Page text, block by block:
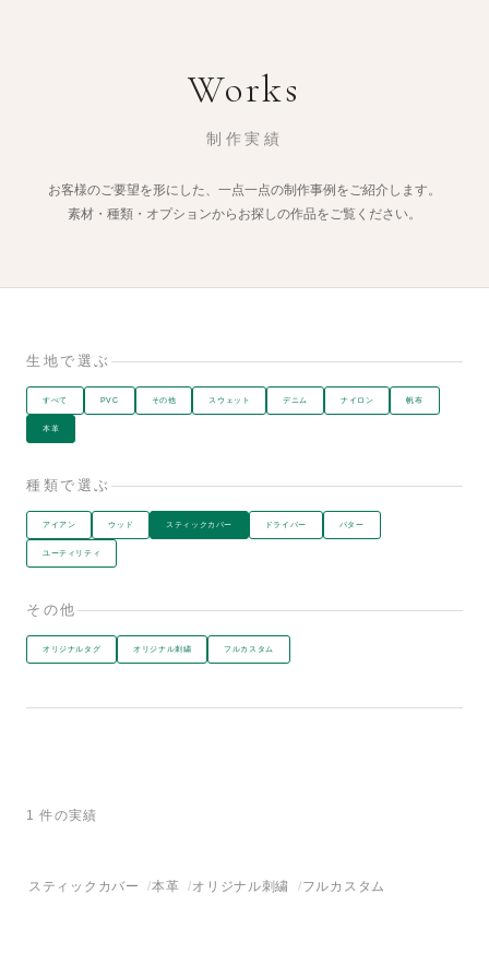
Works
制作実績
お客様のご要望を形にした、一点一点の制作事例をご紹介します。
素材・種類・オプションからお探しの作品をご覧ください。
生地で選ぶ
すべて PVC その他 スウェット デニム ナイロン 帆布
本革
種類で選ぶ
アイアン ウッド スティックカバー ドライバー パター
ユーティリティ
その他
オリジナルタグ オリジナル刺繍 フルカスタム
1 件の実績
スティックカバー 本革 オリジナル刺繍 フルカスタム